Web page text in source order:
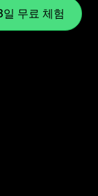
무료 체험